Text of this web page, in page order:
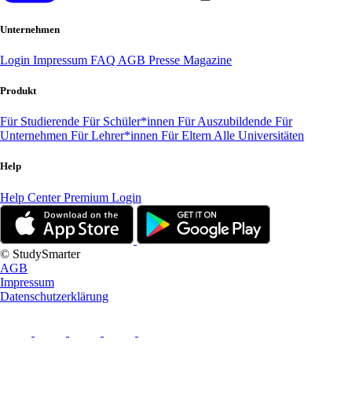
Unternehmen
Login Impressum FAQ AGB Presse Magazine
Produkt
Für Studierende Für Schüler*innen Für Auszubildende Für
Unternehmen Für Lehrer*innen Für Eltern Alle Universitäten
Help
Help CenterPremium Login
© StudySmarter
AGB
Impressum
Datenschutzerklärung